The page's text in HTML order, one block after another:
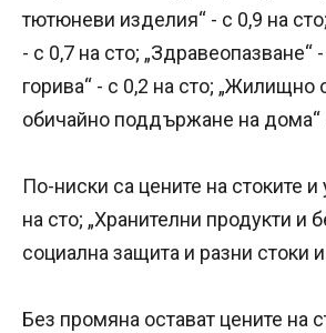
тютюневи изделия“ - с 0,9 на
- с 0,7 на сто; „Здравеопазване“
горива“ - с 0,2 на сто;
обичайно поддържане на дома“
По-ниски са цените на стоките и
на сто; „Хранителни продукти и
социална защита и разни стоки и
Без промяна остават цените на